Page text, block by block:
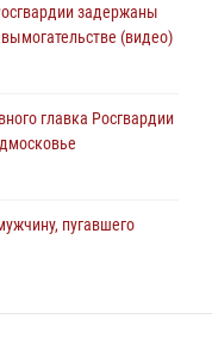
в Подмосковьезадержаны
(видео)
главка Росгвардии
пугавшего